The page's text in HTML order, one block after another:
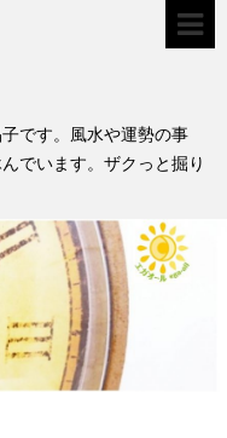
です。風水や運勢の事
でいます。ザクっと掘り